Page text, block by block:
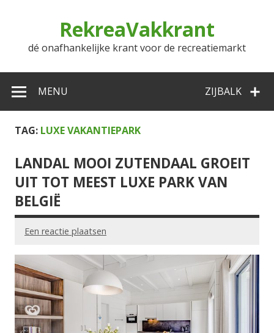
RekreaVakkrant
dé onafhankelijke krant voor de recreatiemarkt
ZIJBALK
MENU
TAG: LUXE VAKANTIEPARK
LANDAL MOOI ZUTENDAAL GROEIT
UIT TOT MEEST LUXE PARK VAN
BELGIË
Een reactie plaatsen